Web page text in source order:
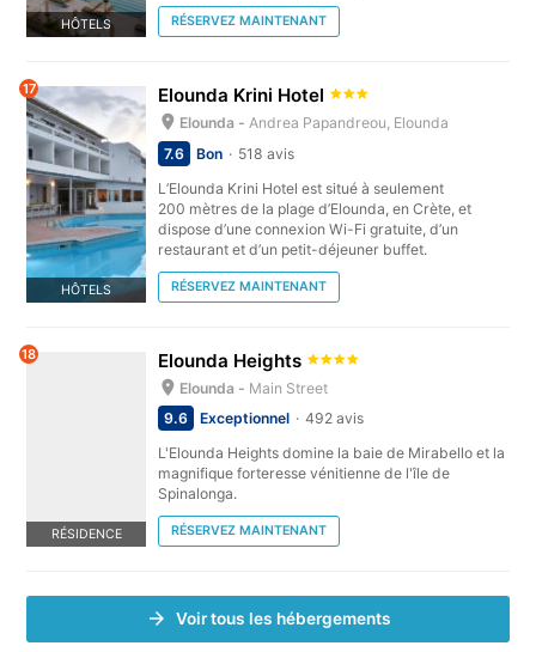
HÔTELS RÉSERVEZ MAINTENANT
HÔTELS
17 Elounda Krini Hotel
Elounda - Andrea Papandreou, Elounda
7.6
Bon
518 avis
L’Elounda Krini Hotel est situé à seulement
200 mètres de la plage d’Elounda, en Crète, et
dispose d’une connexion Wi-Fi gratuite, d’un
restaurant et d’un petit-déjeuner buffet.
RÉSERVEZ MAINTENANT
RÉSIDENCE
18 Elounda Heights
Elounda - Main Street
9.6
Exceptionnel
492 avis
L'Elounda Heights domine la baie de Mirabello et la
magnifique forteresse vénitienne de l'île de
Spinalonga.
RÉSERVEZ MAINTENANT
Voir tous les hébergements